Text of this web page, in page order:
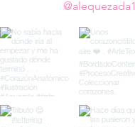
@alequezada1